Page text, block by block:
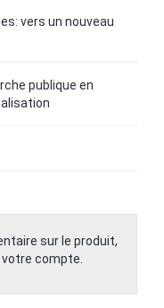
vers un nouveau
publique en
sur le produit,
compte.